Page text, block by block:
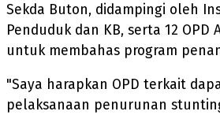
Sekda Buton, didampingi oleh
Penduduk dan KB, serta 12
untuk membahas program
"Saya harapkan OPD terkait
pelaksanaan penurunan